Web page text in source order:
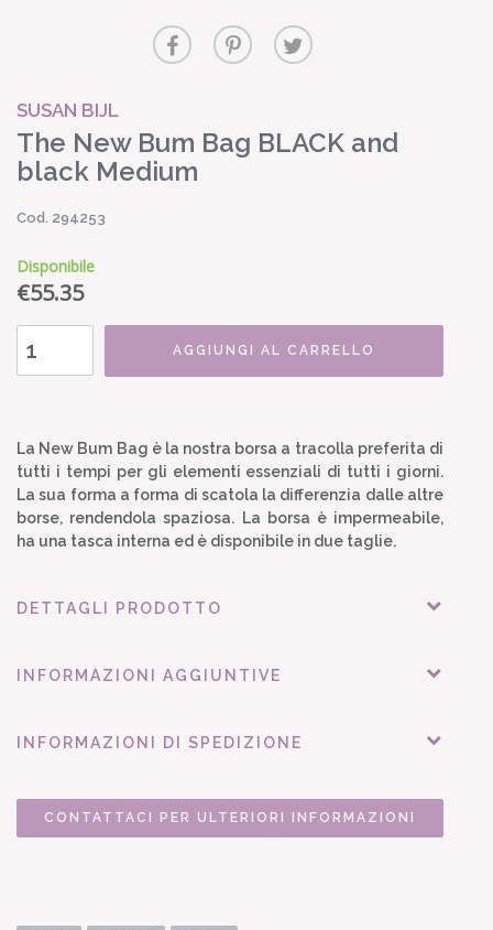
SUSAN BIJL
The New Bum Bag BLACK and
black Medium
Cod. 294253
Disponibile
€55.35
AGGIUNGI AL CARRELLO
La New Bum Bag è la nostra borsa a tracolla preferita di
tutti i tempi per gli elementi essenziali di tutti i giorni.
La sua forma a forma di scatola la differenzia dalle altre
borse, rendendola spaziosa. La borsa è impermeabile,
ha una tasca interna ed è disponibile in due taglie.
DETTAGLI PRODOTTO
INFORMAZIONI AGGIUNTIVE
INFORMAZIONI DI SPEDIZIONE
CONTATTACI PER ULTERIORI INFORMAZIONI